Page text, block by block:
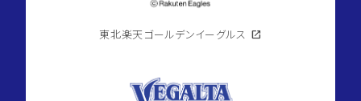
東北楽天ゴールデンイーグルス open_in_new